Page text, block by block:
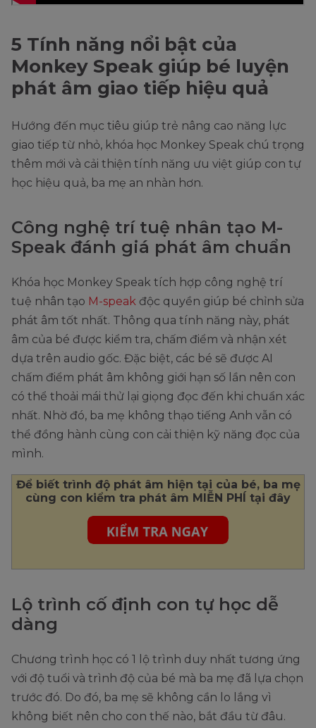
5 Tính năng nổi bật của
Monkey Speak giúp bé luyện
phát âm giao tiếp hiệu quả
Hướng đến mục tiêu giúp trẻ nâng cao năng lực
giao tiếp từ nhỏ, khóa học Monkey Speak chú trọng
thêm mới và cải thiện tính năng ưu việt giúp con tự
học hiệu quả, ba mẹ an nhàn hơn.
Công nghệ trí tuệ nhân tạo M-
Speak đánh giá phát âm chuẩn
Khóa học Monkey Speak tích hợp công nghệ trí
tuệ nhân tạo M-speak độc quyền giúp bé chỉnh sửa
phát âm tốt nhất. Thông qua tính năng này, phát
âm của bé được kiểm tra, chấm điểm và nhận xét
dựa trên audio gốc. Đặc biệt, các bé sẽ được AI
chấm điểm phát âm không giới hạn số lần nên con
có thể thoải mái thử lại giọng đọc đến khi chuẩn xác
nhất. Nhờ đó, ba mẹ không thạo tiếng Anh vẫn có
thể đồng hành cùng con cải thiện kỹ năng đọc của
mình.
Để biết trình độ phát âm hiện tại của bé, ba mẹ
cùng con kiểm tra phát âm MIỄN PHÍ tại đây
Lộ trình cố định con tự học dễ
dàng
Chương trình học có 1 lộ trình duy nhất tương ứng
với độ tuổi và trình độ của bé mà ba mẹ đã lựa chọn
trước đó. Do đó, ba mẹ sẽ không cần lo lắng vì
không biết nên cho con thế nào, bắt đầu từ đâu.